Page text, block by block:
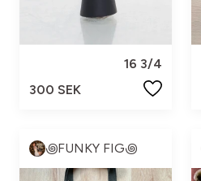
16 3/4
300 SEK
꩜FUNKY FIG꩜